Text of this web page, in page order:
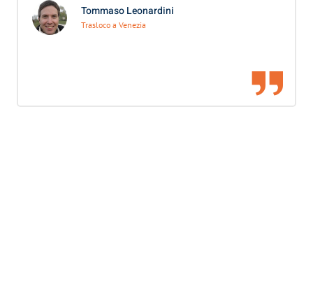
Tommaso Leonardini
Trasloco a Venezia